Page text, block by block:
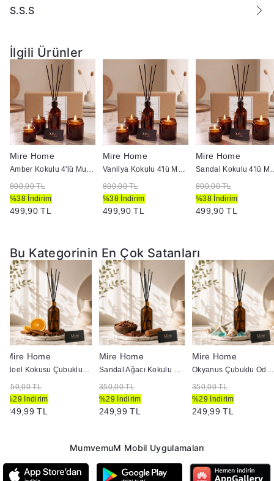
S.S.S
İlgili Ürünler
Mire Home
Amber Kokulu 4'lü Mum ve Ortam Kokusu Seti 100 ml
800,00 TL
%38 İndirim
499,90 TL
Mire Home
Vanilya Kokulu 4'lü Mum ve Ortam Kokusu Seti 100 ml
800,00 TL
%38 İndirim
499,90 TL
Mire Home
Sandal Kokulu 4'lü
800,00 TL
%38 İndirim
499,90 TL
Bu Kategorinin En Çok Satanları
Mire Home
Noel Kokusu Çubuklu Oda Kokusu - Amber Şişe 100 ml
350,00 TL
%29 İndirim
249,99 TL
Mire Home
Sandal Ağacı Kokulu Çubuklu Oda Kokusu - Amber Şişe 100 ml
350,00 TL
%29 İndirim
249,99 TL
Mire Home
Okyanus Çubuklu Oda Kokusu - Amber Şişe 100 ml
350,00 TL
%29 İndirim
249,99 TL
MumvemuM Mobil Uygulamaları